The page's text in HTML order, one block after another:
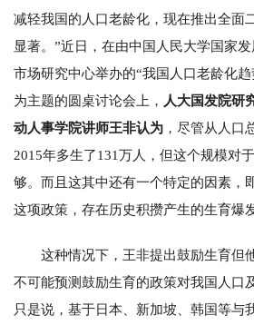
减轻我国的人口老龄化，现在推出全面
显著。”近日，在由中国人民大学国家
市场研究中心举办的“我国人口老龄化
为主题的圆桌讨论会上， 人大国发院研
动人事学院讲师王非认为 ，尽管从人口
2015年多生了131万人，但这个规模对
够。而且这其中还有一个特定的因素，
这项政策，存在历史积攒产生的生育爆发
这种情况下，王非提出鼓励生育但
不可能预测鼓励生育的政策对我国人口
只是说，基于日本、新加坡、韩国等与